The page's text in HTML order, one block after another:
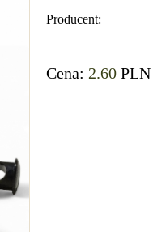
Producent:
Cena: 2.60 PLN